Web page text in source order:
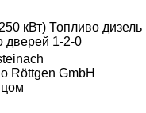
кВт) Топливо дизель
дверей 1-2-0
Röttgen GmbH